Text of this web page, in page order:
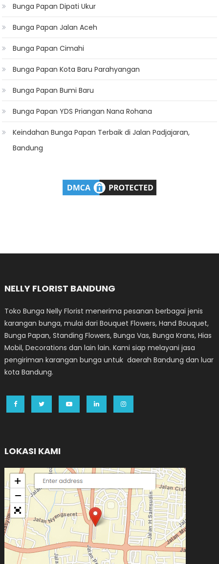
Bunga Papan Dipati Ukur
Bunga Papan Jalan Aceh
Bunga Papan Cimahi
Bunga Papan Kota Baru Parahyangan
Bunga Papan Bumi Baru
Bunga Papan YDS Priangan Nana Rohana
Keindahan Bunga Papan Terbaik di Jalan Padjajaran,
Bandung
NELLY FLORIST BANDUNG
Toko Bunga Nelly Florist menerima pesanan berbagai jenis
karangan bunga, mulai dari Bouquet Flowers, Hand Bouquet,
Bunga Papan, Standing Flowers, Bunga Vas, Bunga Krans, Hias
Mobil, Decorations dan lain lain. Kami siap melayani jasa
pengiriman karangan bunga untuk daerah Bandung dan luar
kota Bandung.
LOKASI KAMI